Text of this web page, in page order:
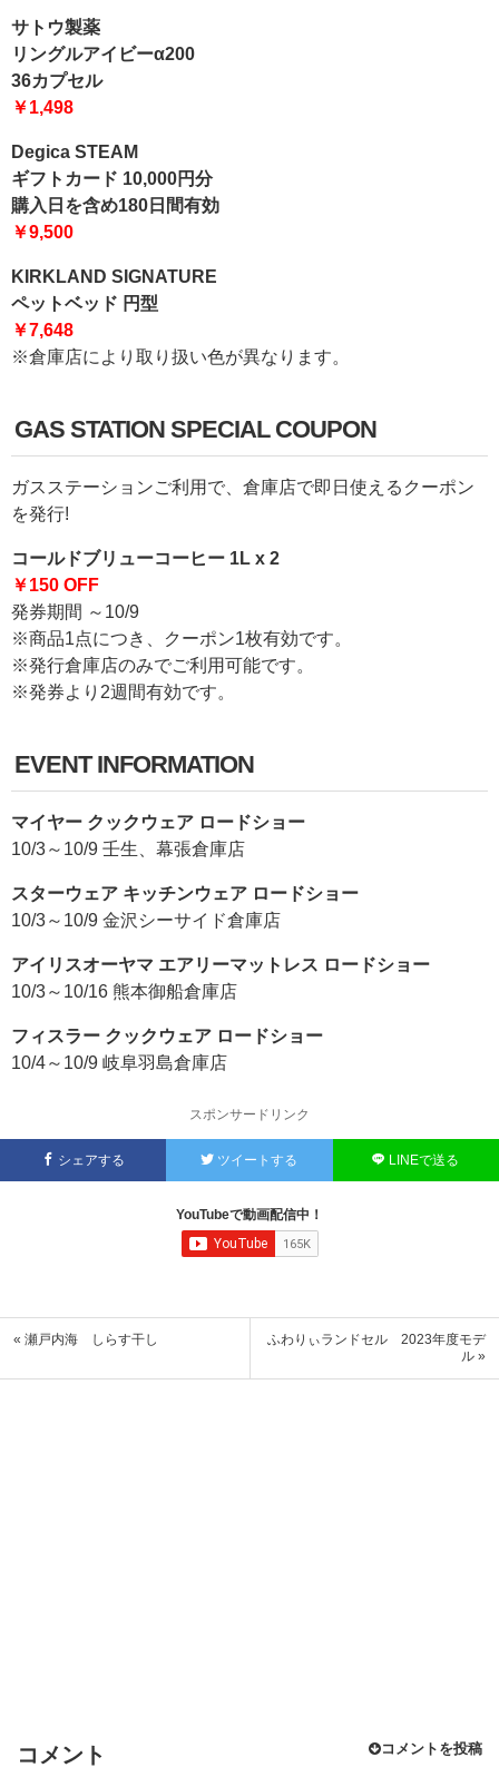
サトウ製薬
リングルアイビーα200
36カプセル
￥1,498
Degica STEAM
ギフトカード 10,000円分
購入日を含め180日間有効
￥9,500
KIRKLAND SIGNATURE
ペットベッド 円型
￥7,648
※倉庫店により取り扱い色が異なります。
GAS STATION SPECIAL COUPON
ガスステーションご利用で、倉庫店で即日使えるクーポン
を発行!
コールドブリューコーヒー 1L x 2
￥150 OFF
発券期間 ～10/9
※商品1点につき、クーポン1枚有効です。
※発行倉庫店のみでご利用可能です。
※発券より2週間有効です。
EVENT INFORMATION
マイヤー クックウェア ロードショー
10/3～10/9 壬生、幕張倉庫店
スターウェア キッチンウェア ロードショー
10/3～10/9 金沢シーサイド倉庫店
アイリスオーヤマ エアリーマットレス ロードショー
10/3～10/16 熊本御船倉庫店
フィスラー クックウェア ロードショー
10/4～10/9 岐阜羽島倉庫店
スポンサードリンク
シェアする ツイートする LINEで送る
YouTubeで動画配信中！
« 瀬戸内海 しらす干し
ふわりぃランドセル 2023年度モデ
ル »
コメント コメントを投稿